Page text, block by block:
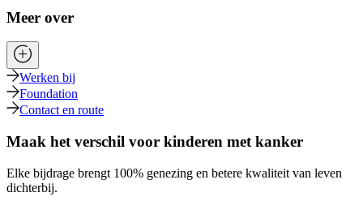
Meer over
Werken bij
Foundation
Contact en route
Maak het verschil voor kinderen met kanker
Elke bijdrage brengt 100% genezing en betere kwaliteit van leven
dichterbij.